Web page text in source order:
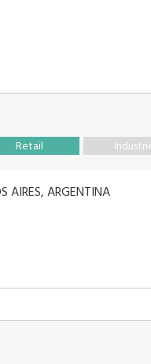
Retail
AIRES, ARGENTINA